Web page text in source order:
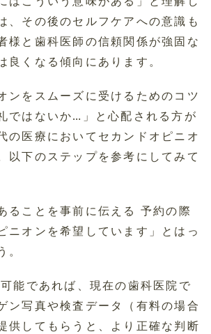
、その後のセルフケアへの意識も
様と歯科医師の信頼関係が強固な
良くなる傾向にあります。
ンをスムーズに受けるためのコツ
ではないか…」と心配される方が
の医療においてセカンドオピニオ
以下のステップを参考にしてみて
ることを事前に伝える 予約の際
ニオンを希望しています」とはっ
能であれば、現在の歯科医院で
ン写真や検査データ（有料の場合
供してもらうと、より正確な判断